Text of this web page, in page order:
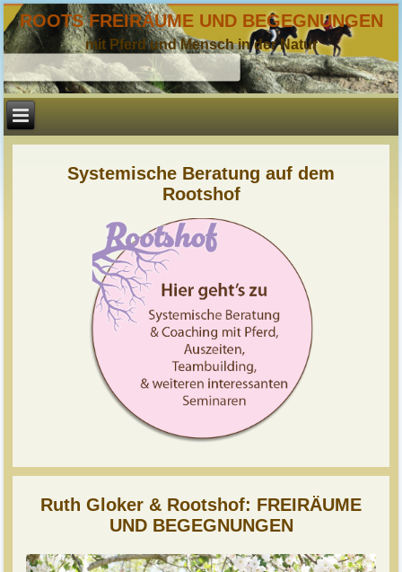
ROOTS FREIRÄUME UND BEGEGNUNGEN
mit Pferd und Mensch in der Natur
Systemische Beratung auf dem
Rootshof
Ruth Gloker & Rootshof: FREIRÄUME
UND BEGEGNUNGEN